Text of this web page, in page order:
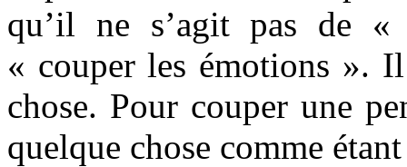
qu’il ne s’agit pas de
« couper les émotions ».
chose. Pour couper une
quelque chose comme